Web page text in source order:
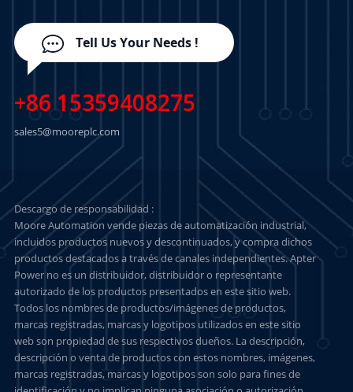
Tell Us Your Needs !
+86 15359408275
sales5@mooreplc.com
Descargo de responsabilidad :
Moore Automation vende piezas de automatización industrial,
incluidos productos nuevos y descontinuados, y compra dichos
productos destacados a través de canales independientes. Apter
Power no es un distribuidor, distribuidor o representante
autorizado de los productos presentados en este sitio web.
Todos los nombres de productos/imágenes de productos,
marcas registradas, marcas y logotipos utilizados en este sitio
web son propiedad de sus respectivos dueños. La descripción,
descripción o venta de productos con estos nombres, imágenes,
marcas registradas, marcas y logotipos son solo para fines de